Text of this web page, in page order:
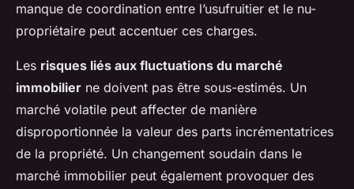
manque de coordination entre l’usufruitier et le nu-
propriétaire peut accentuer ces charges.
Les risques liés aux fluctuations du marché
immobilier ne doivent pas être sous-estimés. Un
marché volatile peut affecter de manière
disproportionnée la valeur des parts incrémentatrices
de la propriété. Un changement soudain dans le
marché immobilier peut également provoquer des